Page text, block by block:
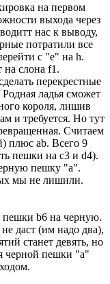
на первом
выхода через
нас к выводу,
потратили все
с "е" на h.
на слона f1.
перекрестные
Родная ладья сможет
короля, лишив
и требуется. Но тут
Считаем
плюс аb. Всего 9
пешки на с3 и d4).
пешку "а".
мы не лишили.
пешки b6 на черную.
даст (им надо два),
станет девять, но
черной пешки "а"